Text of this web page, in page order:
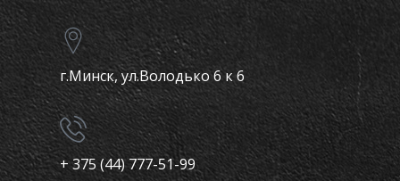
г.Минск, ул.Володько 6 к 6
+ 375 (44) 777-51-99